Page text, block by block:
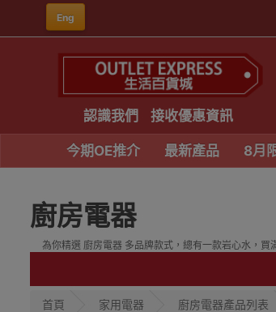
Eng
認識我們 接收優惠資訊
今期OE推介 最新產品 8月
廚房電器
為你精選 廚房電器 多品牌款式，總有一款岩心水，
首頁 家用電器 廚房電器產品列表